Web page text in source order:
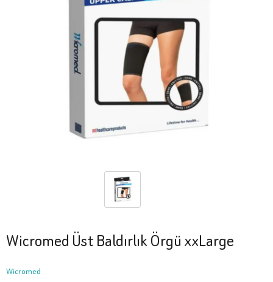
Wicromed Üst Baldırlık Örgü xxLarge
Wicromed